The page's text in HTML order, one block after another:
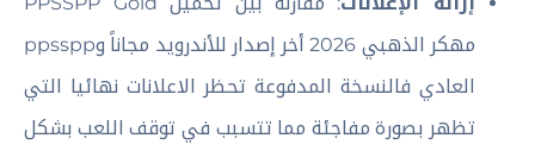
مهكر الذهبي 2026 أخر إصدار للأندرويد مجاناً وppsspp
العادي فالنسخة المدفوعة تحظر الاعلانات نهائيا التي
تظهر بصورة مفاجئة مما تتسبب في توقف اللعب بشكل